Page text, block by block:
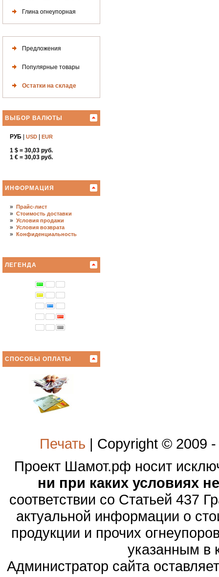
Глина огнеупорная
Предложения
Популярные товары
Остатки на складе
ВЫБОР ВАЛЮТЫ
РУБ USD EUR
1 $ = 30,03 руб.
1 € = 30,03 руб.
ИНФОРМАЦИЯ
» Прайс-лист
» Стоимость доставки
» Условия продажи
» Условия возврата
» Конфиденциальность
ЛЕГЕНДА
СПОСОБЫ ОПЛАТЫ
Печать | Copyright © 2009
Проект Шамот.рф носит
ни при каких условиях
соответствии со Статьей 437
актуальной информации о
продукции и прочих
указанным в
Администратор сайта